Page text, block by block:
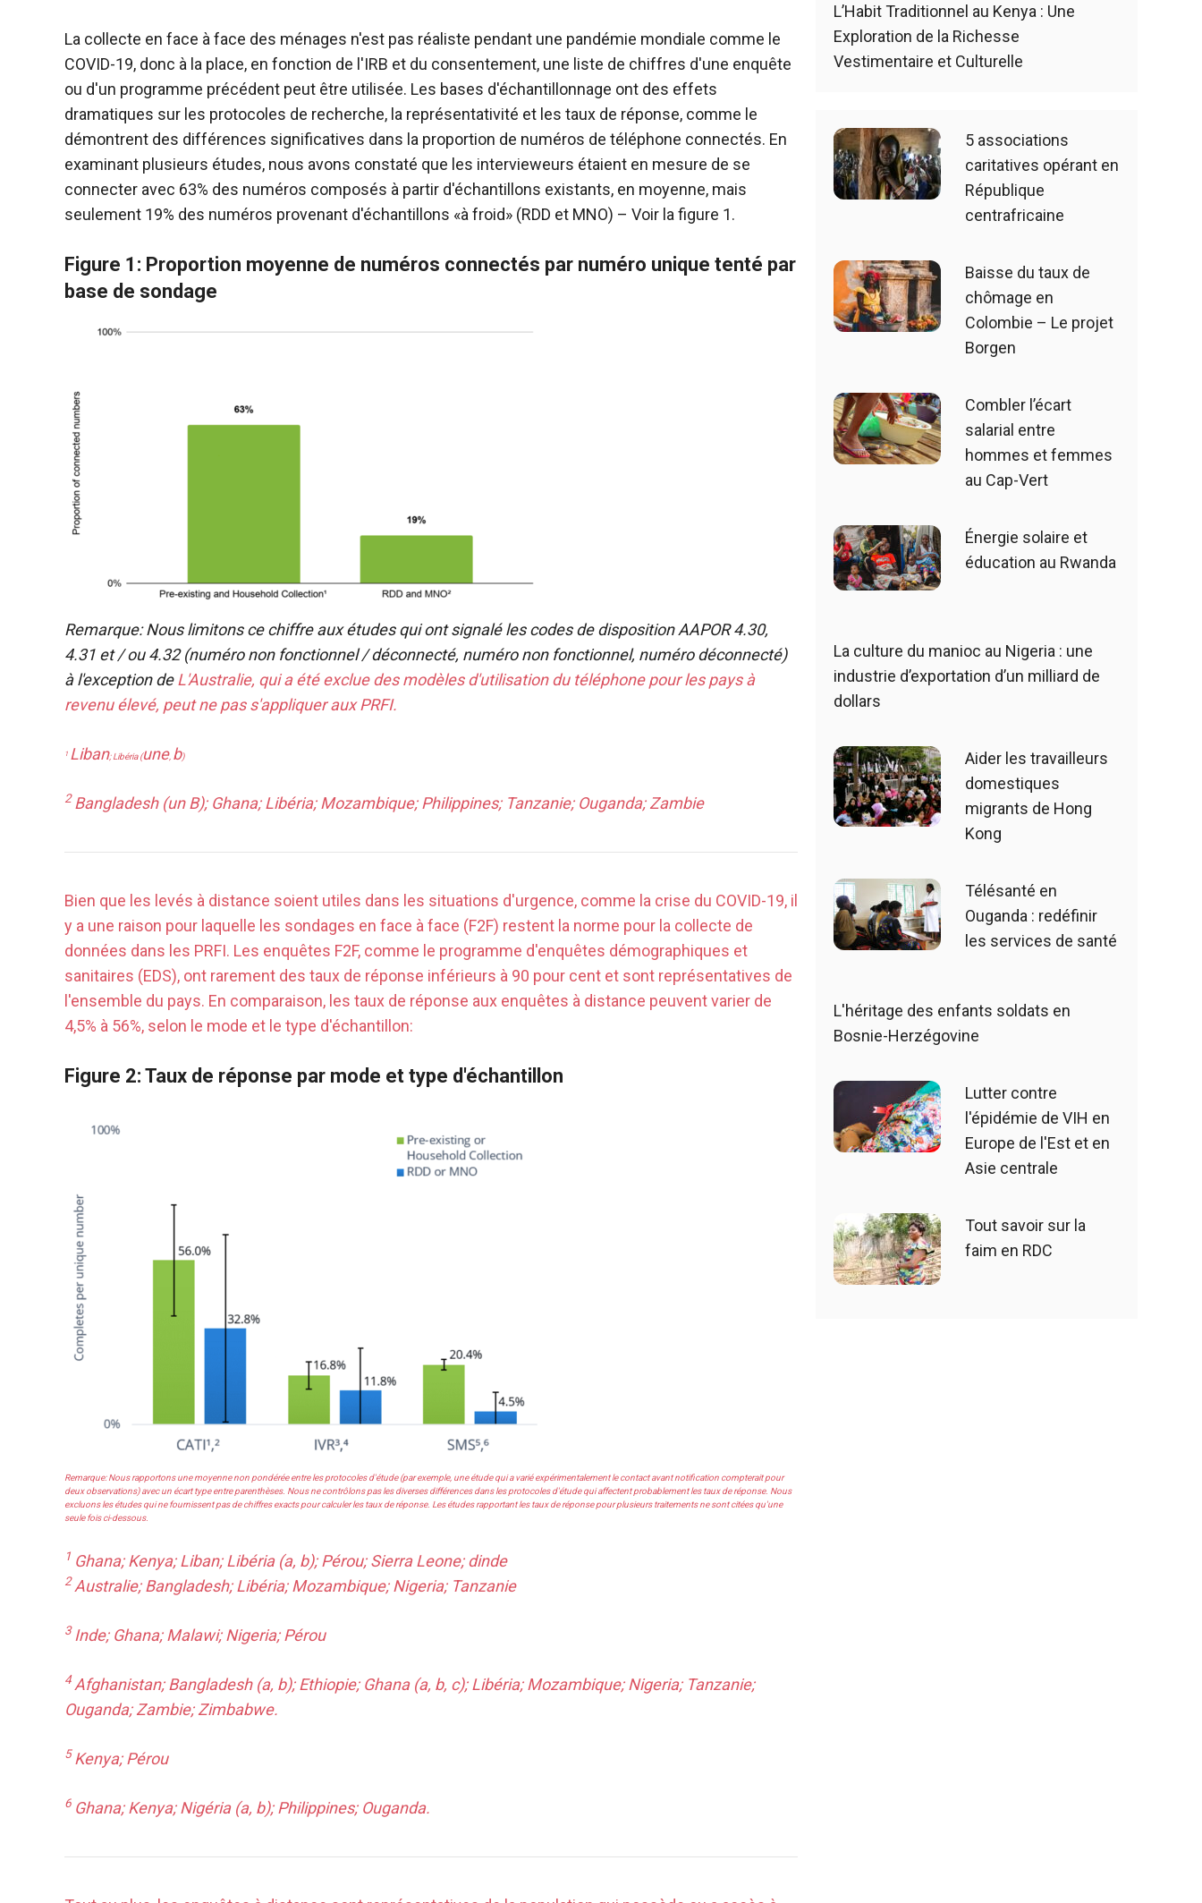
La collecte en face à face des ménages n'est pas réaliste pendant une pandémie mondiale comme le
COVID-19, donc à la place, en fonction de l'IRB et du consentement, une liste de chiffres d'une enquête
ou d'un programme précédent peut être utilisée. Les bases d'échantillonnage ont des effets
dramatiques sur les protocoles de recherche, la représentativité et les taux de réponse, comme le
démontrent des différences significatives dans la proportion de numéros de téléphone connectés. En
examinant plusieurs études, nous avons constaté que les intervieweurs étaient en mesure de se
connecter avec 63% des numéros composés à partir d'échantillons existants, en moyenne, mais
seulement 19% des numéros provenant d'échantillons «à froid» (RDD et MNO) – Voir la figure 1.
Figure 1: Proportion moyenne de numéros connectés par numéro unique tenté par
base de sondage
Remarque: Nous limitons ce chiffre aux études qui ont signalé les codes de disposition AAPOR 4.30,
4.31 et / ou 4.32 (numéro non fonctionnel / déconnecté, numéro non fonctionnel, numéro déconnecté)
à l'exception deL'Australie, qui a été exclue des modèles d'utilisation du téléphone pour les pays à
revenu élevé, peut ne pas s'appliquer aux PRFI.
1 Liban; Libéria (une, b)
2Bangladesh (un B); Ghana; Libéria; Mozambique; Philippines; Tanzanie; Ouganda; Zambie
Bien que les levés à distance soient utiles dans les situations d'urgence, comme la crise du COVID-19, il
y a une raison pour laquelle les sondages en face à face (F2F) restent la norme pour la collecte de
données dans les PRFI. Les enquêtes F2F, comme le programme d'enquêtes démographiques et
sanitaires (EDS), ont rarement des taux de réponse inférieurs à 90 pour cent et sont représentatives de
l'ensemble du pays. En comparaison, les taux de réponse aux enquêtes à distance peuvent varier de
4,5% à 56%, selon le mode et le type d'échantillon:
Figure 2: Taux de réponse par mode et type d'échantillon
Remarque: Nous rapportons une moyenne non pondérée entre les protocoles d'étude (par exemple, une étude qui a varié expérimentalement le contact avant notification compterait pour
deux observations) avec un écart type entre parenthèses. Nous ne contrôlons pas les diverses différences dans les protocoles d'étude qui affectent probablement les taux de réponse. Nous
excluons les études qui ne fournissent pas de chiffres exacts pour calculer les taux de réponse. Les études rapportant les taux de réponse pour plusieurs traitements ne sont citées qu'une
seule fois ci-dessous.
1 Ghana; Kenya; Liban; Libéria (a, b); Pérou; Sierra Leone; dinde
2Australie; Bangladesh; Libéria; Mozambique; Nigeria; Tanzanie
3 Inde; Ghana; Malawi; Nigeria; Pérou
4Afghanistan; Bangladesh (a, b); Ethiopie; Ghana (a, b, c); Libéria; Mozambique; Nigeria; Tanzanie;
Ouganda; Zambie; Zimbabwe.
5Kenya; Pérou
6 Ghana; Kenya; Nigéria (a, b); Philippines; Ouganda.
L’Habit Traditionnel au Kenya : Une
Exploration de la Richesse
Vestimentaire et Culturelle
5 associations
caritatives opérant en
République
centrafricaine
Baisse du taux de
chômage en
Colombie – Le projet
Borgen
Combler l’écart
salarial entre
hommes et femmes
au Cap-Vert
Énergie solaire et
éducation au Rwanda
La culture du manioc au Nigeria : une
industrie d’exportation d’un milliard de
dollars
Aider les travailleurs
domestiques
migrants de Hong
Kong
Télésanté en
Ouganda : redéfinir
les services de santé
L'héritage des enfants soldats en
Bosnie-Herzégovine
Lutter contre
l'épidémie de VIH en
Europe de l'Est et en
Asie centrale
Tout savoir sur la
faim en RDC